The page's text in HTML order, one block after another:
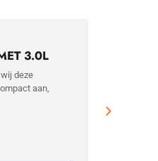
3.0L
deze
aan,